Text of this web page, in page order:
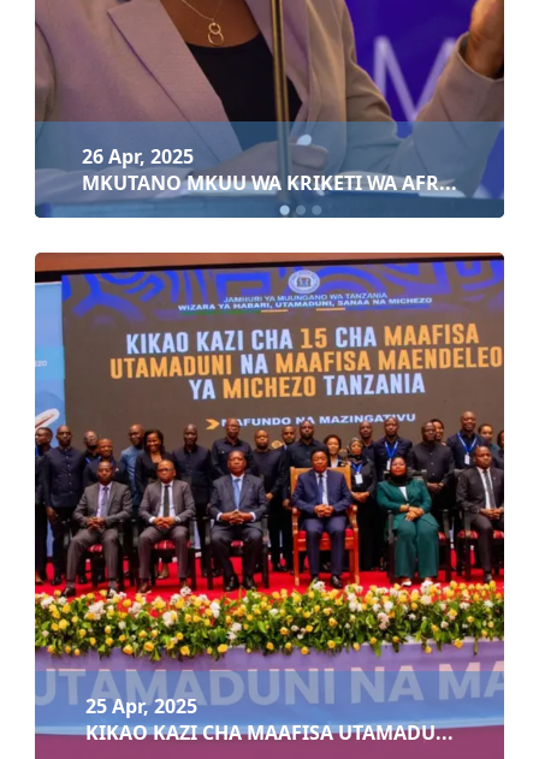
26 Apr, 2025
MKUTANO MKUU WA KRIKETI WA AFRIKA ULIOFA...
Soma zaidi
26 Apr, 2025
MKUTANO MKUU WA KRIKETI WA AFR...
25 Apr, 2025
KIKAO KAZI CHA MAAFISA UTAMADU...